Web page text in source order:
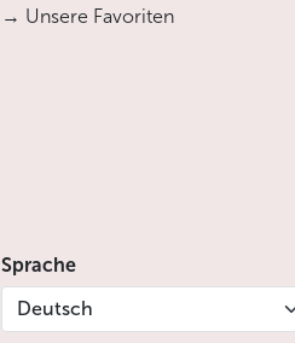
→ Unsere Favoriten
Sprache
Deutsch